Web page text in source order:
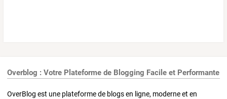
Overblog : Votre Plateforme de Blogging Facile et Performante
OverBlog est une plateforme de blogs en ligne, moderne et en